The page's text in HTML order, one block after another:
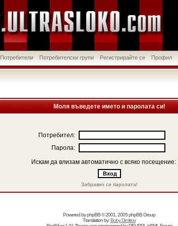
Потребители Потребителски групи Регистрирайте се Профил
Моля въведете името и паролата си!
Потребител:
Парола:
Искам да влизам автоматично с всяко посещение:
Забравих си паролата!
Powered byphpBB© 2001, 2005 phpBB Group
Translation by:Boby Dimitrov